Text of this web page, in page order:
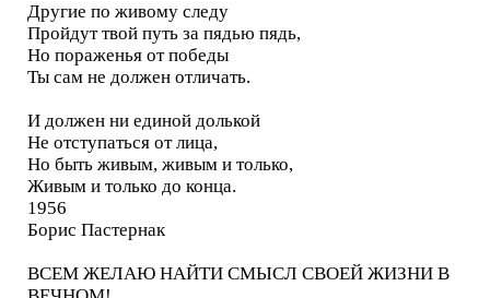
Другие по живому следу
Пройдут твой путь за пядью пядь,
Но пораженья от победы
Ты сам не должен отличать.
И должен ни единой долькой
Не отступаться от лица,
Но быть живым, живым и только,
Живым и только до конца.
1956
Борис Пастернак
ВСЕМ ЖЕЛАЮ НАЙТИ СМЫСЛ СВОЕЙ ЖИЗНИ В